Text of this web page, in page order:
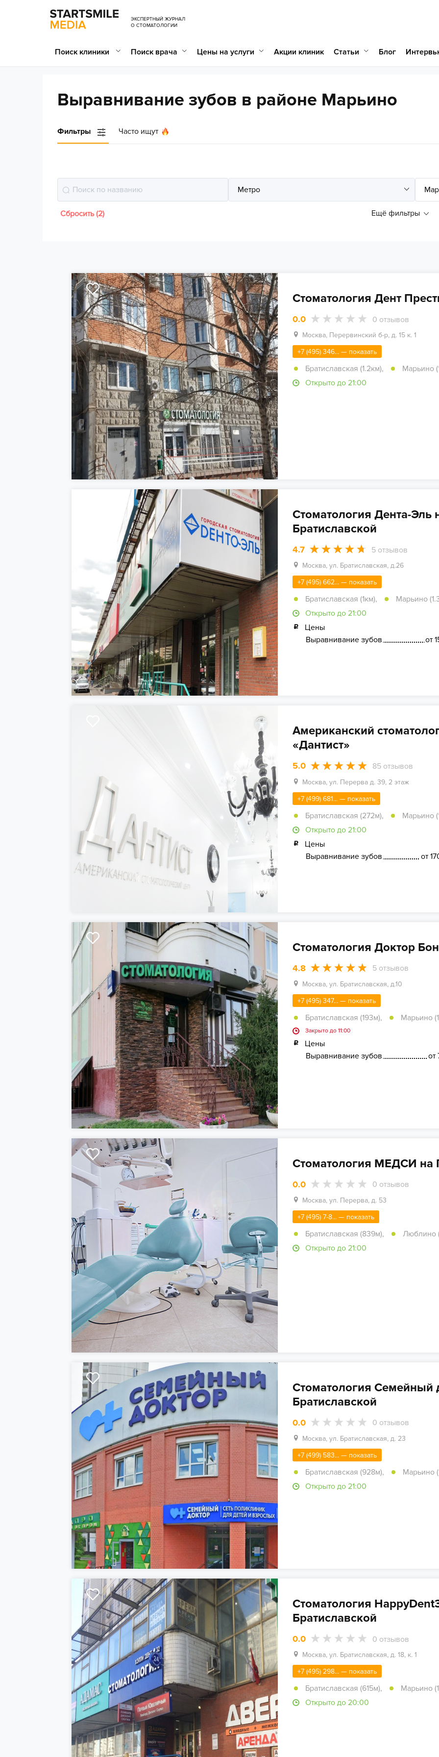
ЭКСПЕРТНЫЙ ЖУРНАЛ
О СТОМАТОЛОГИИ
Поиск клиники Поиск врача Цены на услуги Акции клиник Статьи Блог
Выравнивание зубов в районе Марьино
Фильтры Часто ищут
Ещё фильтры
Сбросить (2)
Стоматология Дент
0.0 0 отзывов
Москва, Перервинский б-р, д. 15 к. 1
+7 (495) 346... — показать
Братиславская (1.2км),
Марьино
Открыто до 21:00
Стоматология Дента-Эль
Братиславской
4.7 5отзывов
Москва, ул. Братиславская, д.26
+7 (495) 662... — показать
Братиславская (1км),
Марьино
Открыто до 21:00
Цены
Выравнивание зубов
от
Американский
«Дантист»
5.0 85отзывов
Москва, ул. Перерва д. 39, 2 этаж
+7 (499) 681... — показать
Братиславская (272м),
Марьино
Открыто до 21:00
Цены
Выравнивание зубов
от
Стоматология Доктор Бон
4.8 5отзывов
Москва, ул. Братиславская, д.10
+7 (495) 347... — показать
Братиславская (193м), Марьино
Закрыто до 11:00
Цены
Выравнивание зубов
от
Стоматология МЕДСИ на
0.0 0 отзывов
Москва, ул. Перерва, д. 53
+7 (495) 7-8... — показать
Братиславская (839м),
Люблино
Открыто до 21:00
Стоматология Семейный
Братиславской
0.0 0 отзывов
Москва, ул. Братиславская, д. 23
+7 (499) 583... — показать
Братиславская (928м),
Марьино
Открыто до 21:00
Стоматология
Братиславской
0.0 0 отзывов
Москва, ул. Братиславская, д. 18, к. 1
+7 (495) 298... — показать
Братиславская (615м),
Марьино
Открыто до 20:00